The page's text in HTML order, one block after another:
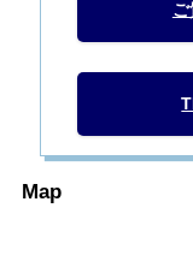
ご
Map